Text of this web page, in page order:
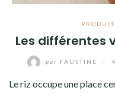
Les différentes
par FAUSTINE
Le riz occupe une place